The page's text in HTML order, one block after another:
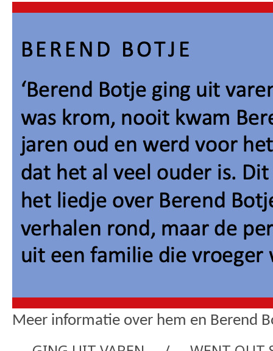
Meer informatie over hem en Berend